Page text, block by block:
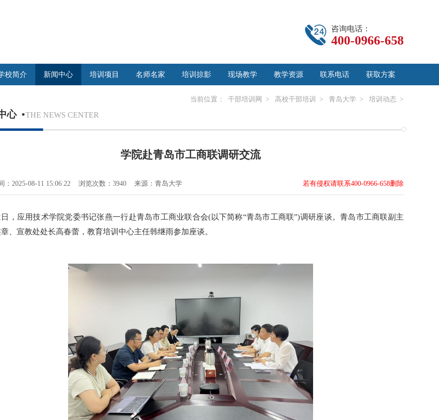
咨询电话：
400-0966-658
校简介 新闻中心 培训项目 名师名家 培训掠影 现场教学 教学资源 联系电话 获取方案
当前位置： 干部培训网 > 高校干部培训 > 青岛大学 > 培训动态 >
心 •THE NEWS CENTER
学院赴青岛市工商联调研交流
：2025-08-11 15:06:22 浏览次数：3940 来源：青岛大学 若有侵权请联系400-0966-658删除
，应用技术学院党委书记张燕一行赴青岛市工商业联合会(以下简称“青岛市工商联”)调研座谈。青岛市工商联副主
、宣教处处长高春蕾，教育培训中心主任韩继雨参加座谈。